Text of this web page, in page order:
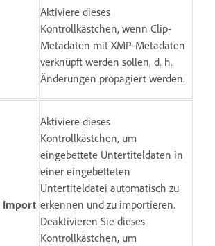
Aktiviere dieses
Kontrollkästchen, wenn Clip-
Metadaten mit XMP-Metadaten
verknüpft werden sollen, d. h.
Änderungen propagiert werden.
Import
Aktiviere dieses
Kontrollkästchen, um
eingebettete Untertiteldaten in
einer eingebetteten
Untertiteldatei automatisch zu
erkennen und zu importieren.
Deaktivieren Sie dieses
Kontrollkästchen, um